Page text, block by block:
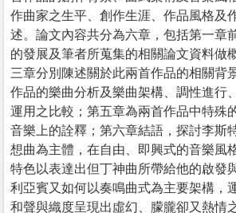
作曲家之生平、創作生涯、作品風格及
述。論文內容共分為六章，包括第一章
的發展及筆者所蒐集的相關論文資料做
三章分別陳述關於此兩首作品的相關背
作品的樂曲分析及樂曲架構、調性進行
運用之比較；第五章為兩首作品中特殊
音樂上的詮釋；第六章結語，探討李斯
想曲為主體，在自由、即興式的音樂風
特色以表達出但丁神曲所帶給他的啟發
利亞賓又如何以奏鳴曲式為主要架構，
和聲與織度呈現出虛幻、朦朧卻又熱情